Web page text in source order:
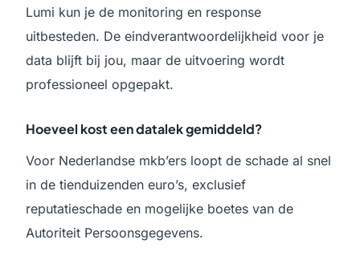
Lumi kun je de monitoring en response
uitbesteden. De eindverantwoordelijkheid voor je
data blijft bij jou, maar de uitvoering wordt
professioneel opgepakt.
Hoeveel kost een datalek gemiddeld?
Voor Nederlandse mkb’ers loopt de schade al snel
in de tienduizenden euro’s, exclusief
reputatieschade en mogelijke boetes van de
Autoriteit Persoonsgegevens.